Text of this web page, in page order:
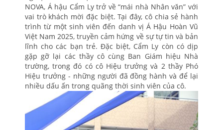
NOVA, Á hậu Cẩm Ly trở về “mái nhà Nhân văn” với
vai trò khách mời đặc biệt. Tại đây, cô chia sẻ hành
trình từ một sinh viên đến danh vị Á Hậu Hoàn Vũ
Việt Nam 2025, truyền cảm hứng về sự tự tin và bản
lĩnh cho các bạn trẻ. Đặc biệt, Cẩm Ly còn có dịp
gặp gỡ lại các thầy cô cùng Ban Giám hiệu Nhà
trường, trong đó có cô Hiệu trưởng và 2 thầy Phó
Hiệu trưởng - những người đã đồng hành và để lại
nhiều dấu ấn trong quãng thời sinh viên của cô.